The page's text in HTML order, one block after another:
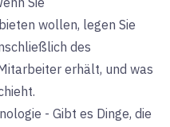
wollen, legen Sie
des
erhält, und was
- Gibt es Dinge, die